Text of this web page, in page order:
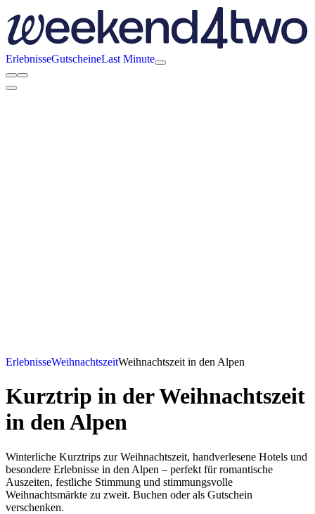
ErlebnisseGutscheineLast Minute
ErlebnisseWeihnachtszeitWeihnachtszeit in den Alpen
Kurztrip in der Weihnachtszeit
in den Alpen
Winterliche Kurztrips zur Weihnachtszeit, handverlesene Hotels und
besondere Erlebnisse in den Alpen – perfekt für romantische
Auszeiten, festliche Stimmung und stimmungsvolle
Weihnachtsmärkte zu zweit. Buchen oder als Gutschein
verschenken.